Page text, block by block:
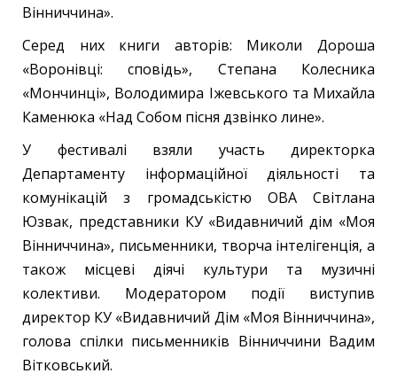
Вінниччина».
Серед них книги авторів: Миколи Дороша
«Воронівці: сповідь», Степана Колесника
«Мончинці», Володимира Іжевського та Михайла
Каменюка «Над Собом пісня дзвінко лине».
У фестивалі взяли участь директорка
Департаменту інформаційної діяльності та
комунікацій з громадськістю ОВА Світлана
Юзвак, представники КУ «Видавничий дім «Моя
Вінниччина», письменники, творча інтелігенція, а
також місцеві діячі культури та музичні
колективи. Модератором події виступив
директор КУ «Видавничий Дім «Моя Вінниччина»,
голова спілки письменників Вінниччини Вадим
Вітковський.